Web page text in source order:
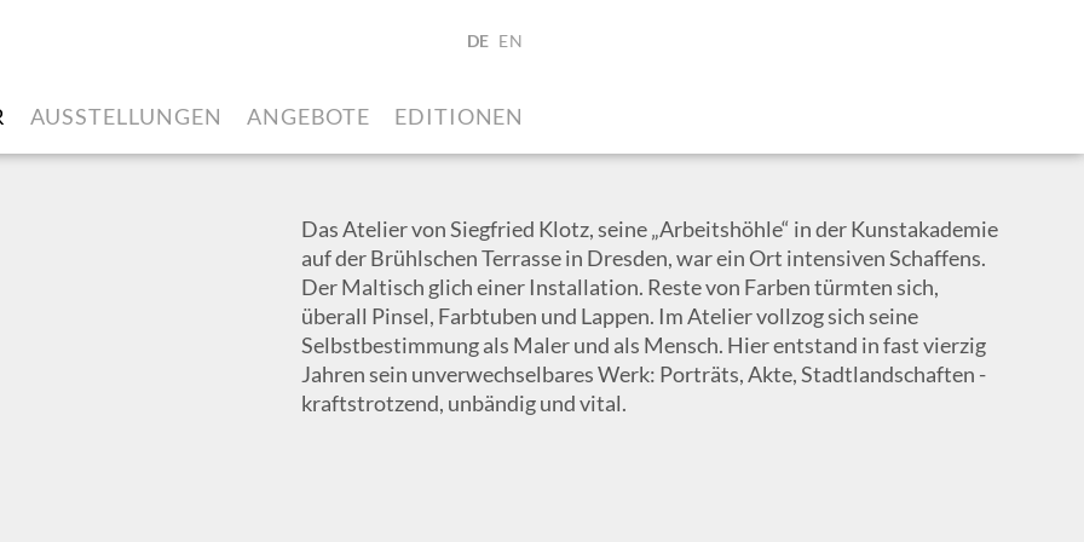
AUSSTELLUNGEN ANGEBOTE EDITIONEN
DE EN
Das Atelier von Siegfried Klotz, seine „Arbeitshöhle“ in der Kunstakademie
auf der Brühlschen Terrasse in Dresden, war ein Ort intensiven Schaffens.
Der Maltisch glich einer Installation. Reste von Farben türmten sich,
überall Pinsel, Farbtuben und Lappen. Im Atelier vollzog sich seine
Selbstbestimmung als Maler und als Mensch. Hier entstand in fast vierzig
Jahren sein unverwechselbares Werk: Porträts, Akte, Stadtlandschaften -
kraftstrotzend, unbändig und vital.